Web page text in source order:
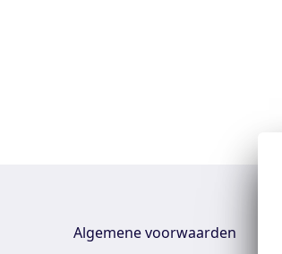
Algemene voorwaarden